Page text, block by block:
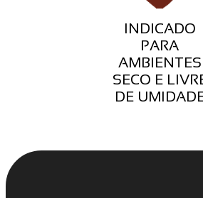
INDICADO
PARA
AMBIENTES
SECO E
DE